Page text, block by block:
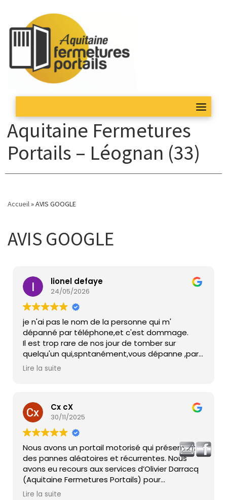
content
Aquitaine Fermetures
Portails – Léognan (33)
Accueil»AVIS GOOGLE
AVIS GOOGLE
lionel defaye
24/05/2026
je n'ai pas le nom de la personne qui m'
dépanné par téléphone,et c'est dommage.
Il est trop rare de nos jour de tomber sur
quelqu'un qui,spntanément,vous dépanne ,par
téléphone(2 heures de conversation), avec une
reserve.et confirme ne pas avoir été rémunéré
en aucune facon pour déposer cet avis.
simplement l'envie de remercier cette
personne qui;sans hésiter,m'a sorti d'un bien
mauvais pas.Un petit remerciement ,aussi a BFT
aquitaine,qui m'ont mis en relation avec ce
technicien.
Lire la suite
Cx cX
30/11/2025
Nous avons un portail motorisé qui présentait
des pannes aléatoires et récurrentes. Nous
avons eu recours aux services d’Olivier Darracq
(Aquitaine Fermetures Portails) pour
solutionner ces problèmes pénibles sur un
Lire la suite